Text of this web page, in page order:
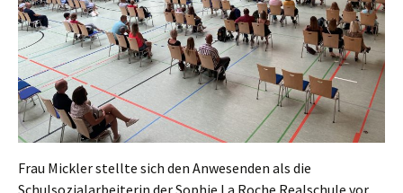
Frau Mickler stellte sich den Anwesenden als die